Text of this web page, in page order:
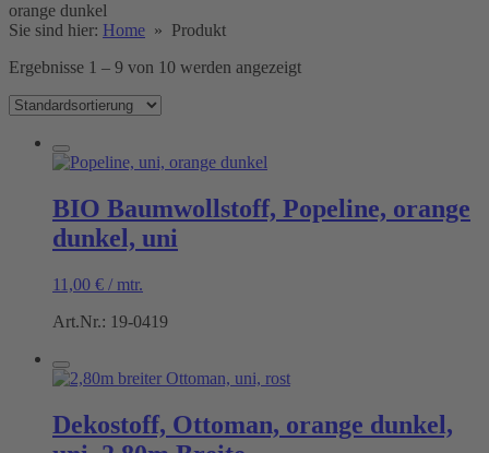
orange dunkel
Sie sind hier: Home » Produkt
Ergebnisse 1 – 9 von 10 werden angezeigt
BIO Baumwollstoff, Popeline, orange
dunkel, uni
11,00 € / mtr.
Art.Nr.: 19-0419
Dekostoff, Ottoman, orange dunkel,